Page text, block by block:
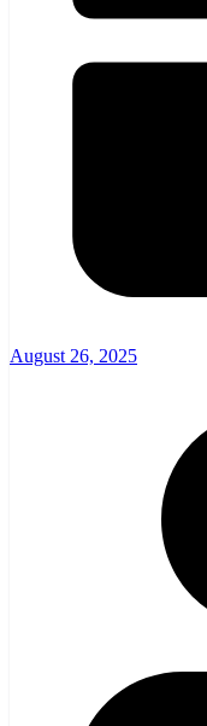
August 26, 2025